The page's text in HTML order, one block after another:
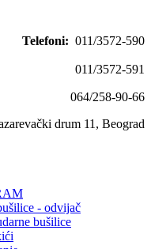
Telefoni: 011/3572-590
011/3572-591
064/258-90-66
drum 11, Beograd
- odvijač
bušilice